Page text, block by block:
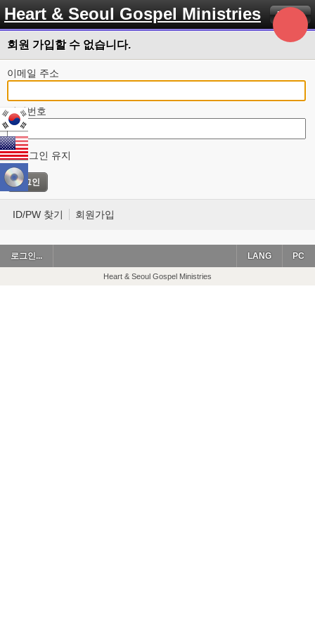
Heart & Seoul Gospel Ministries Menu
회원 가입할 수 없습니다.
이메일 주소
비밀번호
로그인 유지
ID/PW 찾기 회원가입
로그인... PC
LANG
Heart & Seoul Gospel Ministries